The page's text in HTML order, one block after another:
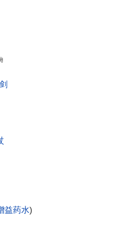
益药水)